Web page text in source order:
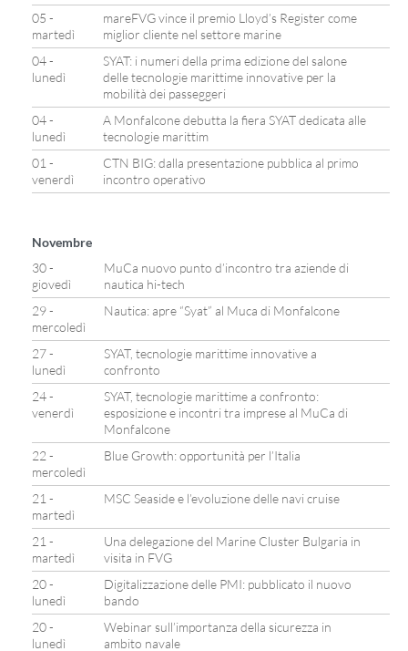
05 -
martedì
mareFVG vince il premio Lloyd’s Register come
miglior cliente nel settore marine
04 -
lunedì
SYAT: i numeri della prima edizione del salone
delle tecnologie marittime innovative per la
mobilità dei passeggeri
04 -
lunedì
A Monfalcone debutta la fiera SYAT dedicata alle
tecnologie marittim
01 -
venerdì
CTN BIG: dalla presentazione pubblica al primo
incontro operativo
Novembre
30 -
giovedì
MuCa nuovo punto d’incontro tra aziende di
nautica hi-tech
29 -
mercoledì
Nautica: apre “Syat” al Muca di Monfalcone
27 -
lunedì
SYAT, tecnologie marittime innovative a
confronto
24 -
venerdì
SYAT, tecnologie marittime a confronto:
esposizione e incontri tra imprese al MuCa di
Monfalcone
22 -
mercoledì
Blue Growth: opportunità per l’Italia
21 -
martedì
MSC Seaside e l’evoluzione delle navi cruise
21 -
martedì
Una delegazione del Marine Cluster Bulgaria in
visita in FVG
20 -
lunedì
Digitalizzazione delle PMI: pubblicato il nuovo
bando
20 -
lunedì
Webinar sull’importanza della sicurezza in
ambito navale